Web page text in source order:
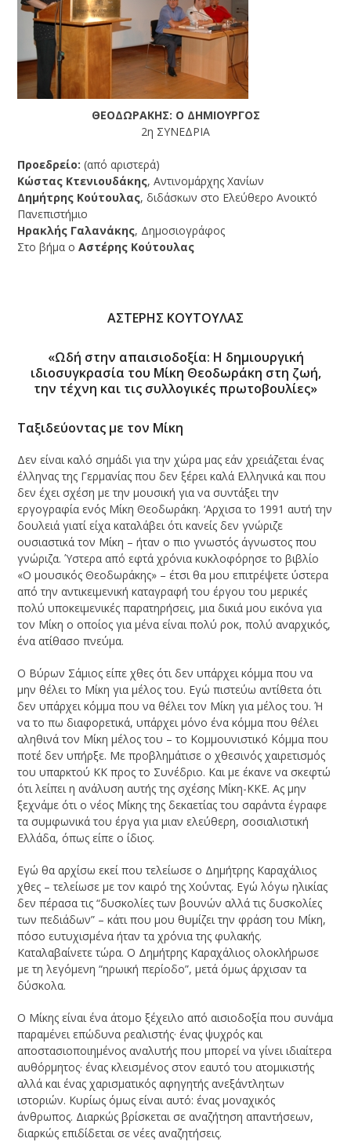
ΘΕΟΔΩΡΑΚΗΣ: Ο ΔΗΜΙΟΥΡΓΟΣ
2η ΣΥΝΕΔΡΙΑ
Προεδρείο: (από αριστερά)
Κώστας Κτενιουδάκης, Αντινομάρχης Χανίων
Δημήτρης Κούτουλας, διδάσκων στο Ελεύθερο Ανοικτό
Πανεπιστήμιο
Ηρακλής Γαλανάκης, Δημοσιογράφος
Στο βήμα οΑστέρης Κούτουλας
AΣΤΕΡΗΣ ΚΟΥΤΟΥΛΑΣ
«Ωδή στην απαισιοδοξία: H δημιουργική
ιδιοσυγκρασία του Mίκη Θεοδωράκη στη ζωή,
την τέχνη και τις συλλογικές πρωτοβουλίες»
Ταξιδεύοντας με τον Μίκη
Δεν είναι καλό σημάδι για την χώρα μας εάν χρειάζεται ένας
έλληνας της Γερμανίας που δεν ξέρει καλά Ελληνικά και που
δεν έχει σχέση με την μουσική για να συντάξει την
εργογραφία ενός Μίκη Θεοδωράκη. ‘Αρχισα το 1991 αυτή την
δουλειά γιατί είχα καταλάβει ότι κανείς δεν γνώριζε
ουσιαστικά τον Μίκη – ήταν ο πιο γνωστός άγνωστος που
γνώριζα. Ύστερα από εφτά χρόνια κυκλοφόρησε το βιβλίο
«Ο μουσικός Θεοδωράκης» – έτσι θα μου επιτρέψετε ύστερα
από την αντικειμενική καταγραφή του έργου του μερικές
πολύ υποκειμενικές παρατηρήσεις, μια δικιά μου εικόνα για
τον Μίκη ο οποίος για μένα είναι πολύ ροκ, πολύ αναρχικός,
ένα ατίθασο πνεύμα.
Ο Βύρων Σάμιος είπε χθες ότι δεν υπάρχει κόμμα που να
μην θέλει το Μίκη για μέλος του. Εγώ πιστεύω αντίθετα ότι
δεν υπάρχει κόμμα που να θέλει τον Μίκη για μέλος του. Ή
να το πω διαφορετικά, υπάρχει μόνο ένα κόμμα που θέλει
αληθινά τον Μίκη μέλος του – το Κομμουνιστικό Κόμμα που
ποτέ δεν υπήρξε. Με προβλημάτισε ο χθεσινός χαιρετισμός
του υπαρκτού ΚΚ προς το Συνέδριο. Και με έκανε να σκεφτώ
ότι λείπει η ανάλυση αυτής της σχέσης Μίκη-ΚΚΕ. Ας μην
ξεχνάμε ότι ο νέος Μίκης της δεκαετίας του σαράντα έγραφε
τα συμφωνικά του έργα για μιαν ελεύθερη, σοσιαλιστική
Ελλάδα, όπως είπε ο ίδιος.
Εγώ θα αρχίσω εκεί που τελείωσε ο Δημήτρης Καραχάλιος
χθες – τελείωσε με τον καιρό της Χούντας. Εγώ λόγω ηλικίας
δεν πέρασα τις “δυσκολίες των βουνών αλλά τις δυσκολίες
των πεδιάδων” – κάτι που μου θυμίζει την φράση του Μίκη,
πόσο ευτυχισμένα ήταν τα χρόνια της φυλακής.
Καταλαβαίνετε τώρα. Ο Δημήτρης Καραχάλιος ολοκλήρωσε
με τη λεγόμενη “ηρωική περίοδο”, μετά όμως άρχισαν τα
δύσκολα.
Ο Μίκης είναι ένα άτομο ξέχειλο από αισιοδοξία που συνάμα
παραμένει επώδυνα ρεαλιστής· ένας ψυχρός και
αποστασιοποιημένος αναλυτής που μπορεί να γίνει ιδιαίτερα
αυθόρμητος· ένας κλεισμένος στον εαυτό του ατομικιστής
αλλά και ένας χαρισματικός αφηγητής ανεξάντλητων
ιστοριών. Κυρίως όμως είναι αυτό: ένας μοναχικός
άνθρωπος. Διαρκώς βρίσκεται σε αναζήτηση απαντήσεων,
διαρκώς επιδίδεται σε νέες αναζητήσεις.